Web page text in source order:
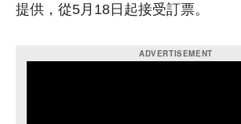
提供，從5月18日起接受訂票。